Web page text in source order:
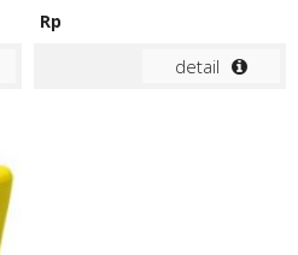
Rp
detail